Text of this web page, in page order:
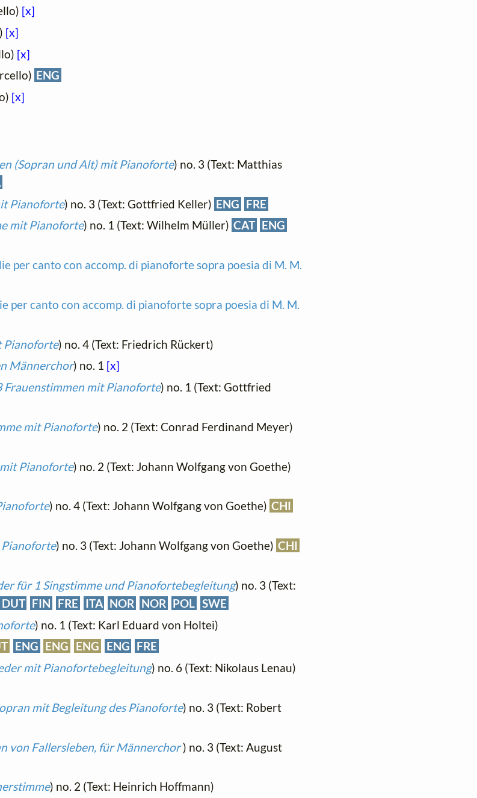
[x]
[x]
[x]
ENG
[x]
(Sopran und Alt) mit Pianoforte) no. 3 (Text: Matthias
Pianoforte) no. 3 (Text: Gottfried Keller) ENG FRE
mit Pianoforte) no. 1 (Text: Wilhelm Müller) CAT ENG
per canto con accomp. di pianoforte sopra poesia di M. M.
per canto con accomp. di pianoforte sopra poesia di M. M.
Pianoforte) no. 4 (Text: Friedrich Rückert)
Männerchor) no. 1 [x]
Frauenstimmen mit Pianoforte) no. 1 (Text: Gottfried
mit Pianoforte) no. 2 (Text: Conrad Ferdinand Meyer)
Pianoforte) no. 2 (Text: Johann Wolfgang von Goethe)
) no. 4 (Text: Johann Wolfgang von Goethe) CHI
) no. 3 (Text: Johann Wolfgang von Goethe) CHI
für 1 Singstimme und Pianofortebegleitung) no. 3 (Text:
DUT FIN FRE ITA NOR NOR POL SWE
) no. 1 (Text: Karl Eduard von Holtei)
ENG ENG ENG ENG FRE
mit Pianofortebegleitung) no. 6 (Text: Nikolaus Lenau)
mit Begleitung des Pianoforte) no. 3 (Text: Robert
von Fallersleben, für Männerchor) no. 3 (Text: August
) no. 2 (Text: Heinrich Hoffmann)